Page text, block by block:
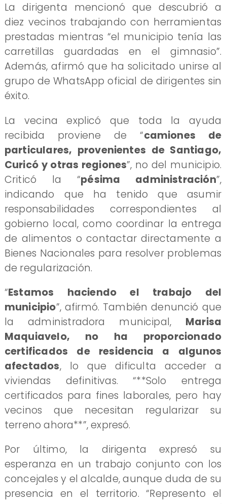
La dirigenta mencionó que descubrió a
diez vecinos trabajando con herramientas
prestadas mientras “el municipio tenía las
carretillas guardadas en el gimnasio”.
Además, afirmó que ha solicitado unirse al
grupo de WhatsApp oficial de dirigentes sin
éxito.
La vecina explicó que toda la ayuda
recibida proviene de “camiones de
particulares, provenientes de Santiago,
Curicó y otras regiones”, no del municipio.
Criticó la “pésima administración”,
indicando que ha tenido que asumir
responsabilidades correspondientes al
gobierno local, como coordinar la entrega
de alimentos o contactar directamente a
Bienes Nacionales para resolver problemas
de regularización.
“Estamos haciendo el trabajo del
municipio”, afirmó. También denunció que
la administradora municipal, Marisa
Maquiavelo, no ha proporcionado
certificados de residencia a algunos
afectados, lo que dificulta acceder a
viviendas definitivas. “**Solo entrega
certificados para fines laborales, pero hay
vecinos que necesitan regularizar su
terreno ahora**”, expresó.
Por último, la dirigenta expresó su
esperanza en un trabajo conjunto con los
concejales y el alcalde, aunque duda de su
presencia en el territorio. “Represento el